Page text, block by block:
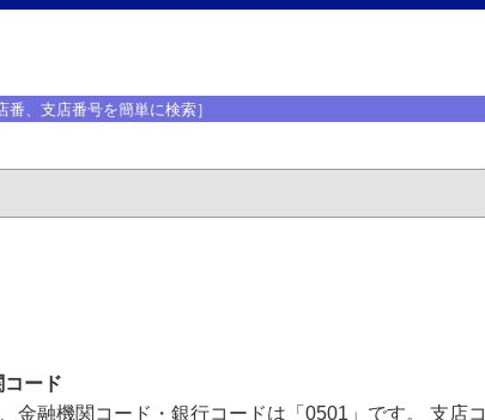
、支店番号を簡単に検索］
ード
金融機関コード・銀行コードは「0501」です。 支店コ